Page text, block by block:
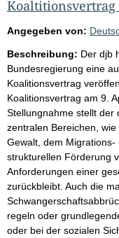
Koaltitionsvertrag
Angegeben von:
Beschreibung: Der djb
Bundesregierung eine
Koalitionsvertrag
Koalitionsvertrag am 9.
Stellungnahme stellt der
zentralen Bereichen,
Gewalt, dem
strukturellen Förderung
Anforderungen einer
zurückbleibt. Auch die
regeln oder
oder bei der sozialen